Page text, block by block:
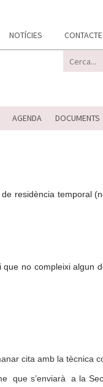
NOTÍCIES CONTACTE
AGENDA DOCUMENTS
residència temporal
no compleixi algun
cita amb la tècnica
que s’enviarà a la